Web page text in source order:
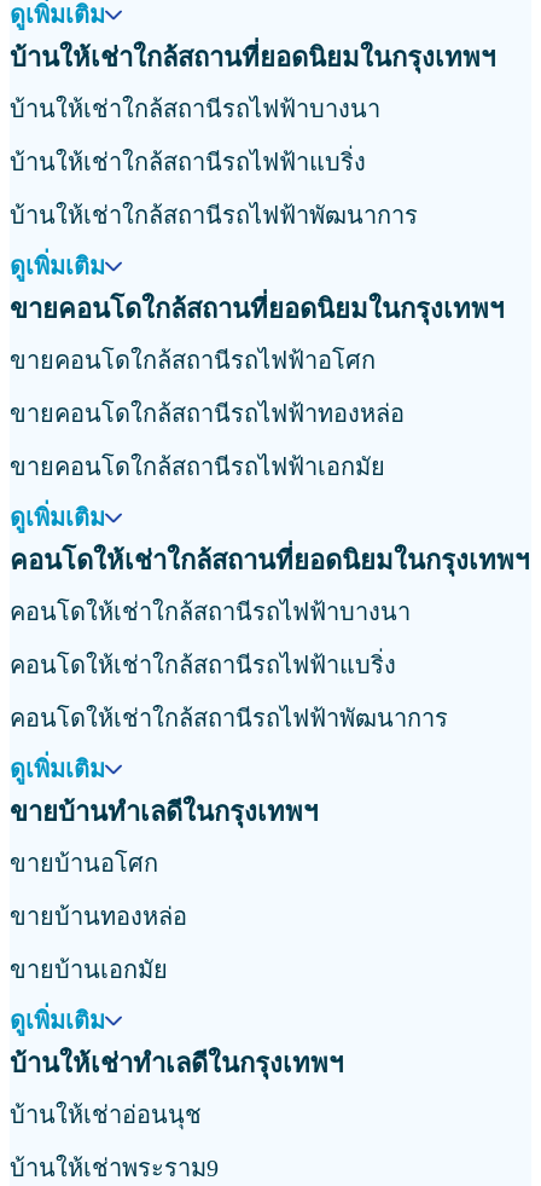
ดูเพิ่มเติม
บ้านให้เช่าใกล้สถานที่ยอดนิยมในกรุงเทพฯ
บ้านให้เช่าใกล้สถานีรถไฟฟ้าบางนา
บ้านให้เช่าใกล้สถานีรถไฟฟ้าแบริ่ง
บ้านให้เช่าใกล้สถานีรถไฟฟ้าพัฒนาการ
ดูเพิ่มเติม
ขายคอนโดใกล้สถานที่ยอดนิยมในกรุงเทพฯ
ขายคอนโดใกล้สถานีรถไฟฟ้าอโศก
ขายคอนโดใกล้สถานีรถไฟฟ้าทองหล่อ
ขายคอนโดใกล้สถานีรถไฟฟ้าเอกมัย
ดูเพิ่มเติม
คอนโดให้เช่าใกล้สถานที่ยอดนิยมในกรุงเทพฯ
คอนโดให้เช่าใกล้สถานีรถไฟฟ้าบางนา
คอนโดให้เช่าใกล้สถานีรถไฟฟ้าแบริ่ง
คอนโดให้เช่าใกล้สถานีรถไฟฟ้าพัฒนาการ
ดูเพิ่มเติม
ขายบ้านทำเลดีในกรุงเทพฯ
ขายบ้านอโศก
ขายบ้านทองหล่อ
ขายบ้านเอกมัย
ดูเพิ่มเติม
บ้านให้เช่าทำเลดีในกรุงเทพฯ
บ้านให้เช่าอ่อนนุช
บ้านให้เช่าพระราม9